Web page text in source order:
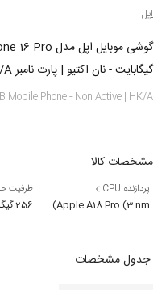
اپل
گیگابایت - نان اکتیو | پارت نامبر HK/A
Mobile Phone - Non Active | HK/A
مشخصات کالا
پردازنده CPU
Apple A18 Pro (3 nm)
ظرفیت
256 گیگابایت
جدول مشخصات